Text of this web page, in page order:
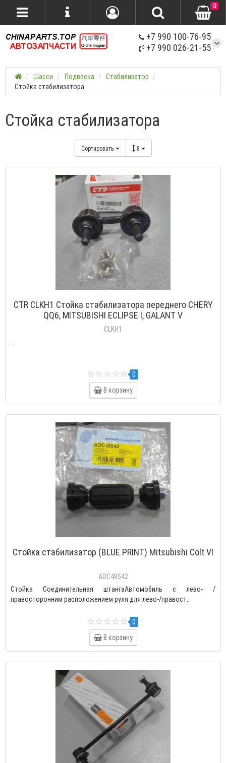
+7 990 100-76-95
+7 990 026-21-55
0
Шасси Подвеска
Стабилизатор
Стойка стабилизатора
Стойка стабилизатора
Сортировать 8
CTR CLKH1 Стойка стабилизатора переднего CHERY
QQ6, MITSUBISHI ECLIPSE I, GALANT V
CLKH1
..
0
В корзину
Cтойка стабилизатор (BLUE PRINT) Mitsubishi Colt VI
ADC48542
Стойка Соединительная штангаАвтомобиль с лево- /
правосторонним расположением руля для лево-/правост..
0
В корзину